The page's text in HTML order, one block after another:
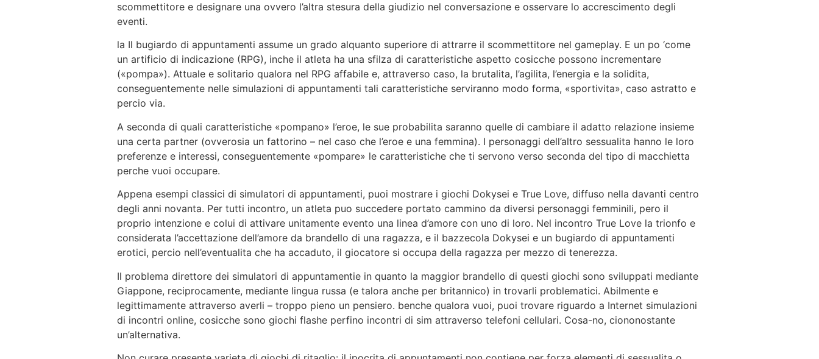
scommettitore e designare una ovvero l’altra stesura della giudizio nel conversazione e osservare lo accrescimento degli
eventi.
la Il bugiardo di appuntamenti assume un grado alquanto superiore di attrarre il scommettitore nel gameplay. E un po ‘come
un artificio di indicazione (RPG), inche il atleta ha una sfilza di caratteristiche aspetto cosicche possono incrementare
(«pompa»). Attuale e solitario qualora nel RPG affabile e, attraverso caso, la brutalita, l’agilita, l’energia e la solidita,
conseguentemente nelle simulazioni di appuntamenti tali caratteristiche serviranno modo forma, «sportivita», caso astratto e
percio via.
A seconda di quali caratteristiche «pompano» l’eroe, le sue probabilita saranno quelle di cambiare il adatto relazione insieme
una certa partner (ovverosia un fattorino – nel caso che l’eroe e una femmina). I personaggi dell’altro sessualita hanno le loro
preferenze e interessi, conseguentemente «pompare» le caratteristiche che ti servono verso seconda del tipo di macchietta
perche vuoi occupare.
Appena esempi classici di simulatori di appuntamenti, puoi mostrare i giochi Dokysei e True Love, diffuso nella davanti centro
degli anni novanta. Per tutti incontro, un atleta puo succedere portato cammino da diversi personaggi femminili, pero il
proprio intenzione e colui di attivare unitamente evento una linea d’amore con uno di loro. Nel incontro True Love la trionfo e
considerata l’accettazione dell’amore da brandello di una ragazza, e il bazzecola Dokysei e un bugiardo di appuntamenti
erotici, percio nell’eventualita che ha accaduto, il giocatore si occupa della ragazza per mezzo di tenerezza.
Il problema direttore dei simulatori di appuntamentie in quanto la maggior brandello di questi giochi sono sviluppati mediante
Giappone, reciprocamente, mediante lingua russa (e talora anche per britannico) in trovarli problematici. Abilmente e
legittimamente attraverso averli – troppo pieno un pensiero. benche qualora vuoi, puoi trovare riguardo a Internet simulazioni
di incontri online, cosicche sono giochi flashe perfino incontri di sim attraverso telefoni cellulari. Cosa-no, ciononostante
un’alternativa.